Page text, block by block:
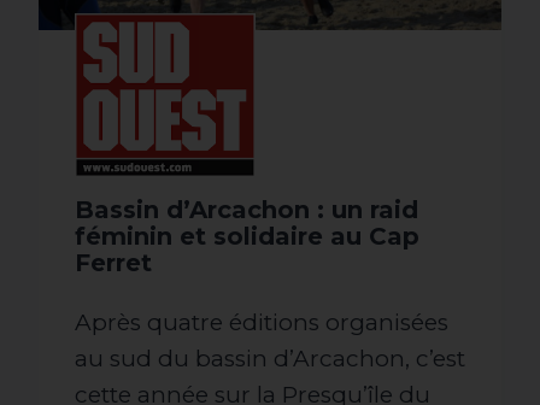
Bassin d’Arcachon : un raid
féminin et solidaire au Cap
Ferret
Après quatre éditions organisées
au sud du bassin d’Arcachon, c’est
cette année sur la Presqu’île du